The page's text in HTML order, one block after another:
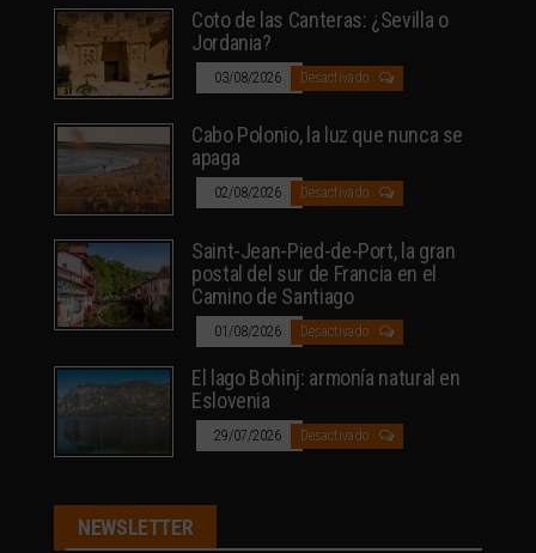
Coto de las Canteras: ¿Sevilla o
Jordania?
03/08/2026 Desactivado
Cabo Polonio, la luz que nunca se
apaga
02/08/2026 Desactivado
Saint-Jean-Pied-de-Port, la gran
postal del sur de Francia en el
Camino de Santiago
01/08/2026 Desactivado
El lago Bohinj: armonía natural en
Eslovenia
29/07/2026 Desactivado
NEWSLETTER